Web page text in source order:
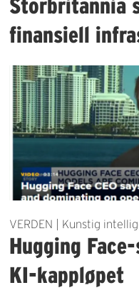
Storbritannia
finansiell
VERDEN | Kunstig
Hugging
KI-kappløpet